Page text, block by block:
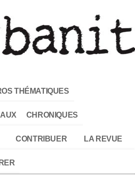
THÉMATIQUES
CHRONIQUES
CONTRIBUER LA REVUE